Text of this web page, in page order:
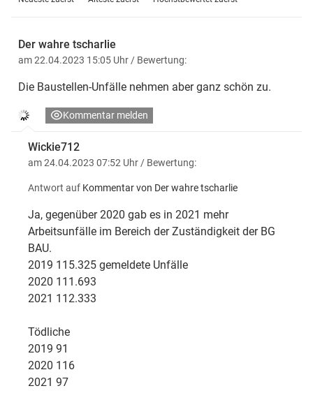
Der wahre tscharlie
am 22.04.2023 15:05 Uhr / Bewertung:
Die Baustellen-Unfälle nehmen aber ganz schön zu.
Kommentar melden
Wickie712
am 24.04.2023 07:52 Uhr / Bewertung:
Antwort auf Kommentar von Der wahre tscharlie
Ja, gegenüber 2020 gab es in 2021 mehr
Arbeitsunfälle im Bereich der Zuständigkeit der BG
BAU.
2019 115.325 gemeldete Unfälle
2020 111.693
2021 112.333
Tödliche
2019 91
2020 116
2021 97